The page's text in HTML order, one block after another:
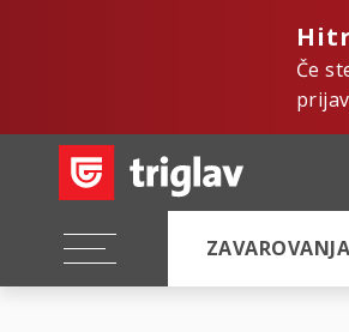
Če
ZAVAROVANJA